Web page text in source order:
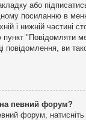
або
посиланню в
і нижній частині
пункт "Повідомляти
повідомлення, ви
на певний форум?
форум,